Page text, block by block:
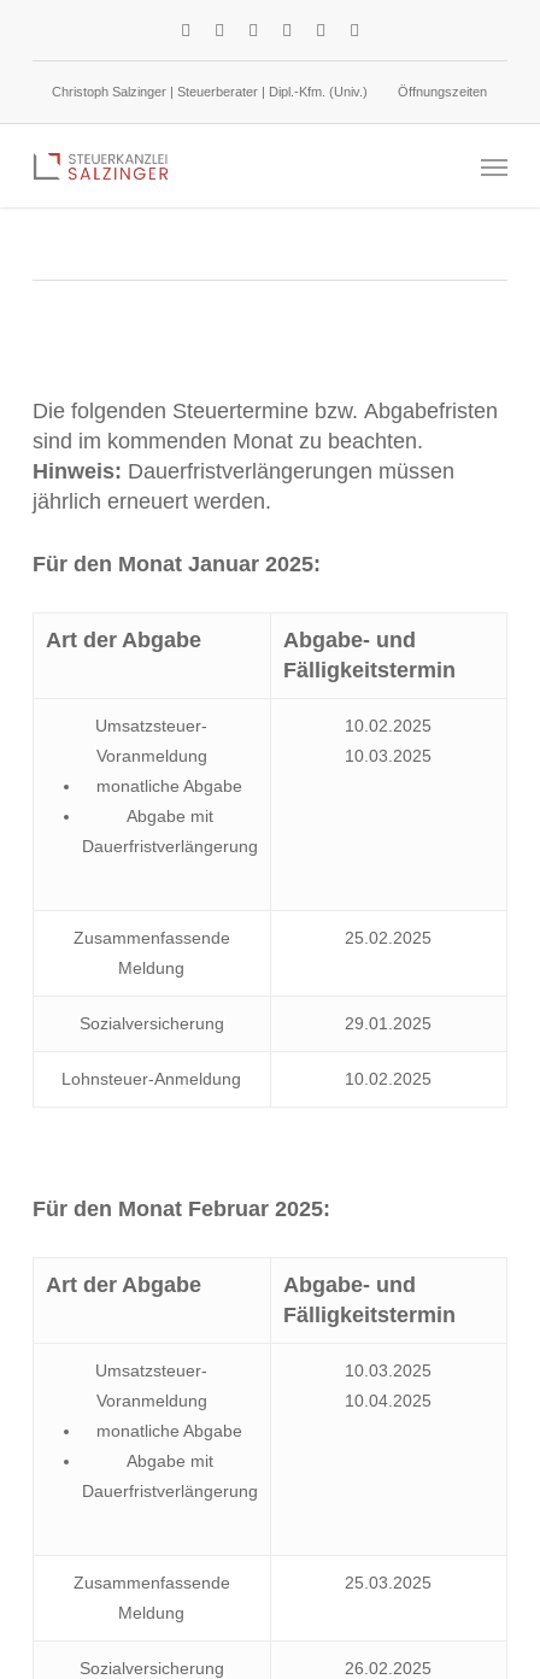
contentChristoph Salzinger | Steuerberater | Dipl.-Kfm. (Univ.) Öffnungszeiten
Menu
31. Januar 2025
Die folgenden Steuertermine bzw. Abgabefristen
sind im kommenden Monat zu beachten.
Hinweis: Dauerfristverlängerungen müssen
jährlich erneuert werden.
Für den Monat Januar 2025:
Art der Abgabe
Abgabe- und
Fälligkeitstermin
Umsatzsteuer-
Voranmeldung
monatliche Abgabe
Abgabe mit
Dauerfristverlängerung
10.02.2025
10.03.2025
Zusammenfassende
Meldung
25.02.2025
Sozialversicherung 29.01.2025
Lohnsteuer-Anmeldung 10.02.2025
Für den Monat Februar 2025:
Art der Abgabe
Abgabe- und
Fälligkeitstermin
Umsatzsteuer-
Voranmeldung
monatliche Abgabe
Abgabe mit
Dauerfristverlängerung
10.03.2025
10.04.2025
Zusammenfassende
Meldung
25.03.2025
Sozialversicherung 26.02.2025